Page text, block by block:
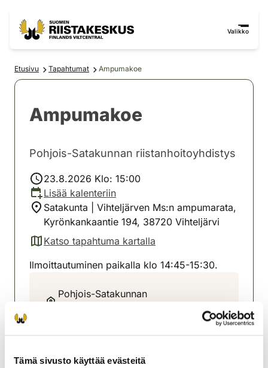
Tämä sivusto käyttää evästeitä
Valikko
Etusivu Tapahtumat Ampumakoe
Ampumakoe
Pohjois-Satakunnan riistanhoitoyhdistys
23.8.2026 Klo: 15:00
Lisää kalenteriin
Satakunta | Vihteljärven Ms:n ampumarata,
Kyrönkankaantie 194, 38720 Vihteljärvi
Katso tapahtuma kartalla
(avautuu uuteen välilehteen)
Ilmoittautuminen paikalla klo 14:45-15:30.
Pohjois-Satakunnan
040-5500001